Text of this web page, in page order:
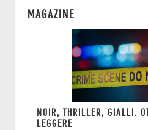
MAGAZINE
NOIR, THRILLER, GIALLI.
LEGGERE